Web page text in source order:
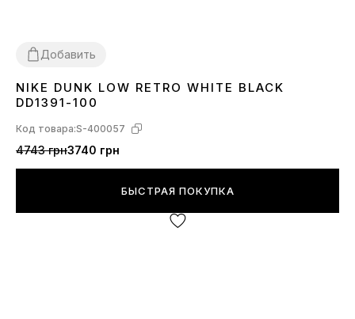
Добавить
3637 383940 4142 43 4445
NIKE DUNK LOW RETRO WHITE BLACK
DD1391-100
Код товара:S-400057
4743 грн3740 грн
БЫСТРАЯ ПОКУПКА